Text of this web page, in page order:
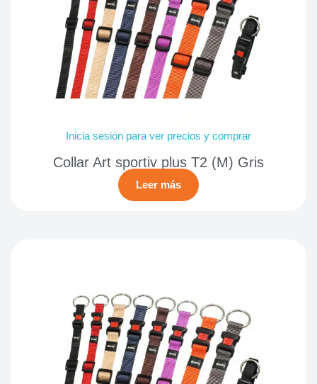
Inicia sesión para ver precios y comprar
Collar Art sportiv plus T2 (M) Gris
Leer más